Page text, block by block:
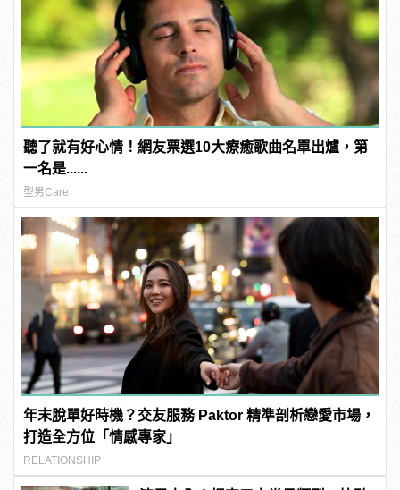
聽了就有好心情！網友票選10大療癒歌曲名單出爐，第
一名是......
型男Care
年末脫單好時機？交友服務 Paktor 精準剖析戀愛市場，
打造全方位「情感專家」
RELATIONSHIP